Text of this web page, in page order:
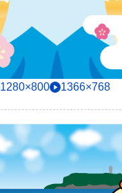
1280×800 1366×768